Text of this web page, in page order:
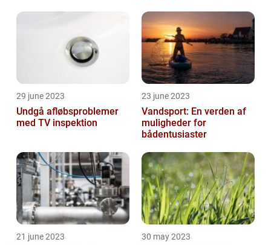
29 june 2023
Undgå afløbsproblemer
med TV inspektion
23 june 2023
Vandsport: En verden af
muligheder for
bådentusiaster
21 june 2023 30 may 2023